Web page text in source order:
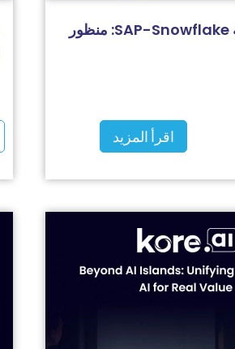
تحديث شراكة SAP-Snowflake: منظور
اقرأ المزيد